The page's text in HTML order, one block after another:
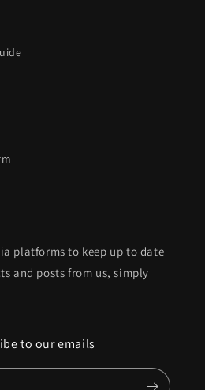
platforms to keep up to date
and posts from us, simply
to our emails